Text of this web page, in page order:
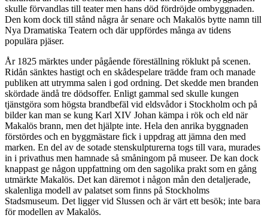
skulle förvandlas till teater men hans död fördröjde ombyggnaden.
Den kom dock till stånd några år senare och Makalös bytte namn till
Nya Dramatiska Teatern och där uppfördes många av tidens
populära pjäser.
År 1825 märktes under pågående föreställning röklukt på scenen.
Ridån sänktes hastigt och en skådespelare trädde fram och manade
publiken att utrymma salen i god ordning. Det skedde men branden
skördade ändå tre dödsoffer. Enligt gammal sed skulle kungen
tjänstgöra som högsta brandbefäl vid eldsvådor i Stockholm och på
bilder kan man se kung Karl XIV Johan kämpa i rök och eld när
Makalös brann, men det hjälpte inte. Hela den anrika byggnaden
förstördes och en byggmästare fick i uppdrag att jämna den med
marken. En del av de sotade stenskulpturerna togs till vara, murades
in i privathus men hamnade så småningom på museer. De kan dock
knappast ge någon uppfattning om den sagolika prakt som en gång
utmärkte Makalös. Det kan däremot i någon mån den detaljerade,
skalenliga modell av palatset som finns på Stockholms
Stadsmuseum. Det ligger vid Slussen och är värt ett besök; inte bara
för modellen av Makalös.